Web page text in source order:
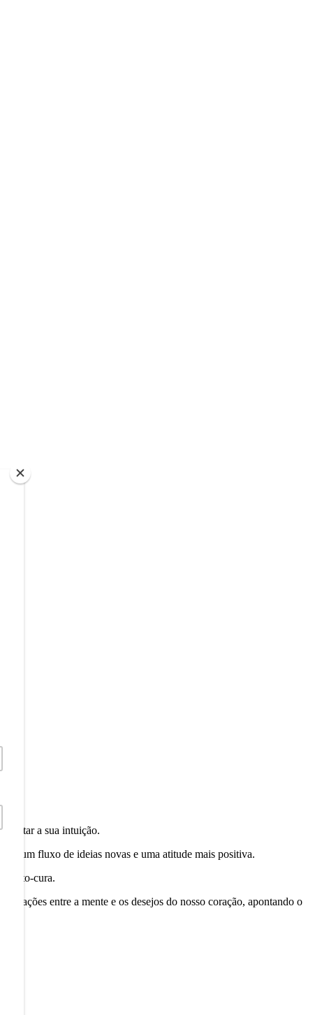
a sua intuição.
um fluxo de ideias novas e uma atitude mais positiva.
auto-cura.
entre a mente e os desejos do nosso coração, apontando o